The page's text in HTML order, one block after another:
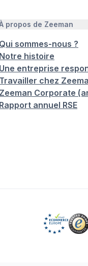
propos de Zeeman
Qui sommes-nous ?
Notre histoire
Une entreprise
Travailler chez
Zeeman Corporate
Rapport annuel RSE